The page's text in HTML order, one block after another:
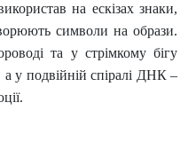
на ескізах знаки,
символи на образи.
та у стрімкому бігу
у подвійній спіралі ДНК –